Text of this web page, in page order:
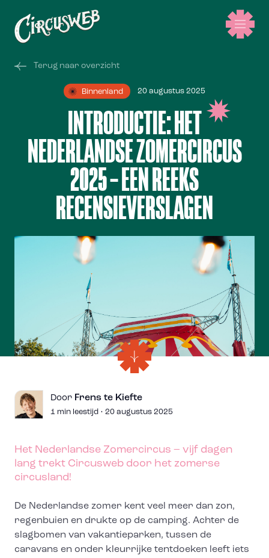
Terug naar overzicht
Binnenland 20 augustus 2025
INTRODUCTIE: HET
NEDERLANDSE ZOMERCIRCUS
2025 – EEN REEKS
RECENSIEVERSLAGEN
Door Frens te Kiefte
1 min leestijd • 20 augustus 2025
Het Nederlandse Zomercircus – vijf dagen
lang trekt Circusweb door het zomerse
circusland!
De Nederlandse zomer kent veel meer dan zon,
regenbuien en drukte op de camping. Achter de
slagbomen van vakantieparken, tussen de
caravans en onder kleurrijke tentdoeken leeft iets